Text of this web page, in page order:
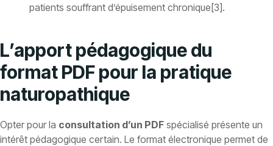
patients souffrant d’épuisement chronique[3].
L’apport pédagogique du
format PDF pour la pratique
naturopathique
Opter pour la consultation d’un PDF spécialisé présente un
intérêt pédagogique certain. Le format électronique permet de